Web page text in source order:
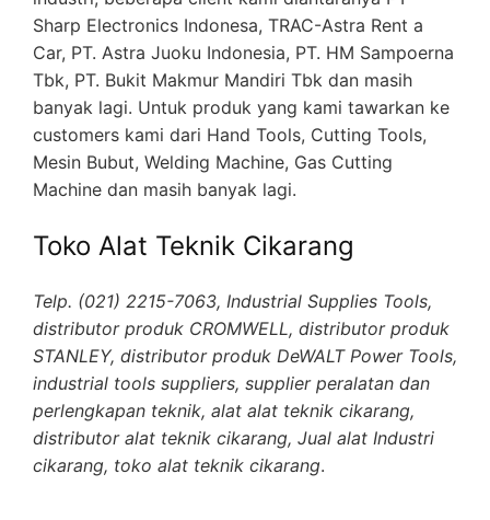
Sharp Electronics Indonesa, TRAC-Astra Rent a
Car, PT. Astra Juoku Indonesia, PT. HM Sampoerna
Tbk, PT. Bukit Makmur Mandiri Tbk dan masih
banyak lagi. Untuk produk yang kami tawarkan ke
customers kami dari Hand Tools, Cutting Tools,
Mesin Bubut, Welding Machine, Gas Cutting
Machine dan masih banyak lagi.
Toko Alat Teknik Cikarang
Telp. (021) 2215-7063, Industrial Supplies Tools,
distributor produk CROMWELL, distributor produk
STANLEY, distributor produk DeWALT Power Tools,
industrial tools suppliers, supplier peralatan dan
perlengkapan teknik, alat alat teknik cikarang,
distributor alat teknik cikarang, Jual alat Industri
cikarang, toko alat teknik cikarang.